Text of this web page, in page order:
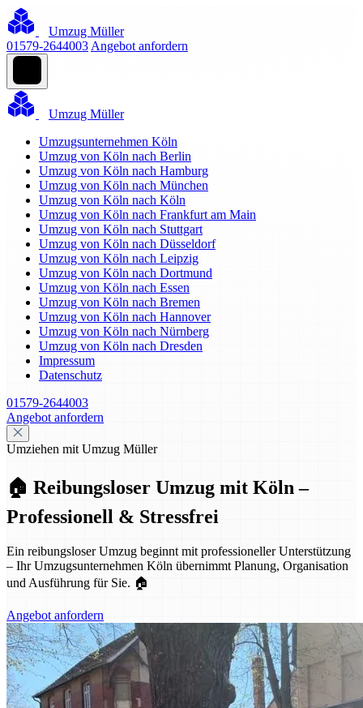
Umzug Müller
01579-2644003 Angebot anfordern
Umzug Müller
Umzugsunternehmen Köln
Umzug von Köln nach Berlin
Umzug von Köln nach Hamburg
Umzug von Köln nach München
Umzug von Köln nach Köln
Umzug von Köln nach Frankfurt am Main
Umzug von Köln nach Stuttgart
Umzug von Köln nach Düsseldorf
Umzug von Köln nach Leipzig
Umzug von Köln nach Dortmund
Umzug von Köln nach Essen
Umzug von Köln nach Bremen
Umzug von Köln nach Hannover
Umzug von Köln nach Nürnberg
Umzug von Köln nach Dresden
Impressum
Datenschutz
01579-2644003
Angebot anfordern
Umziehen mit Umzug Müller
🏠 Reibungsloser Umzug mit Köln –
Professionell & Stressfrei
Ein reibungsloser Umzug beginnt mit professioneller Unterstützung
– Ihr Umzugsunternehmen Köln übernimmt Planung, Organisation
und Ausführung für Sie. 🏠
Angebot anfordern